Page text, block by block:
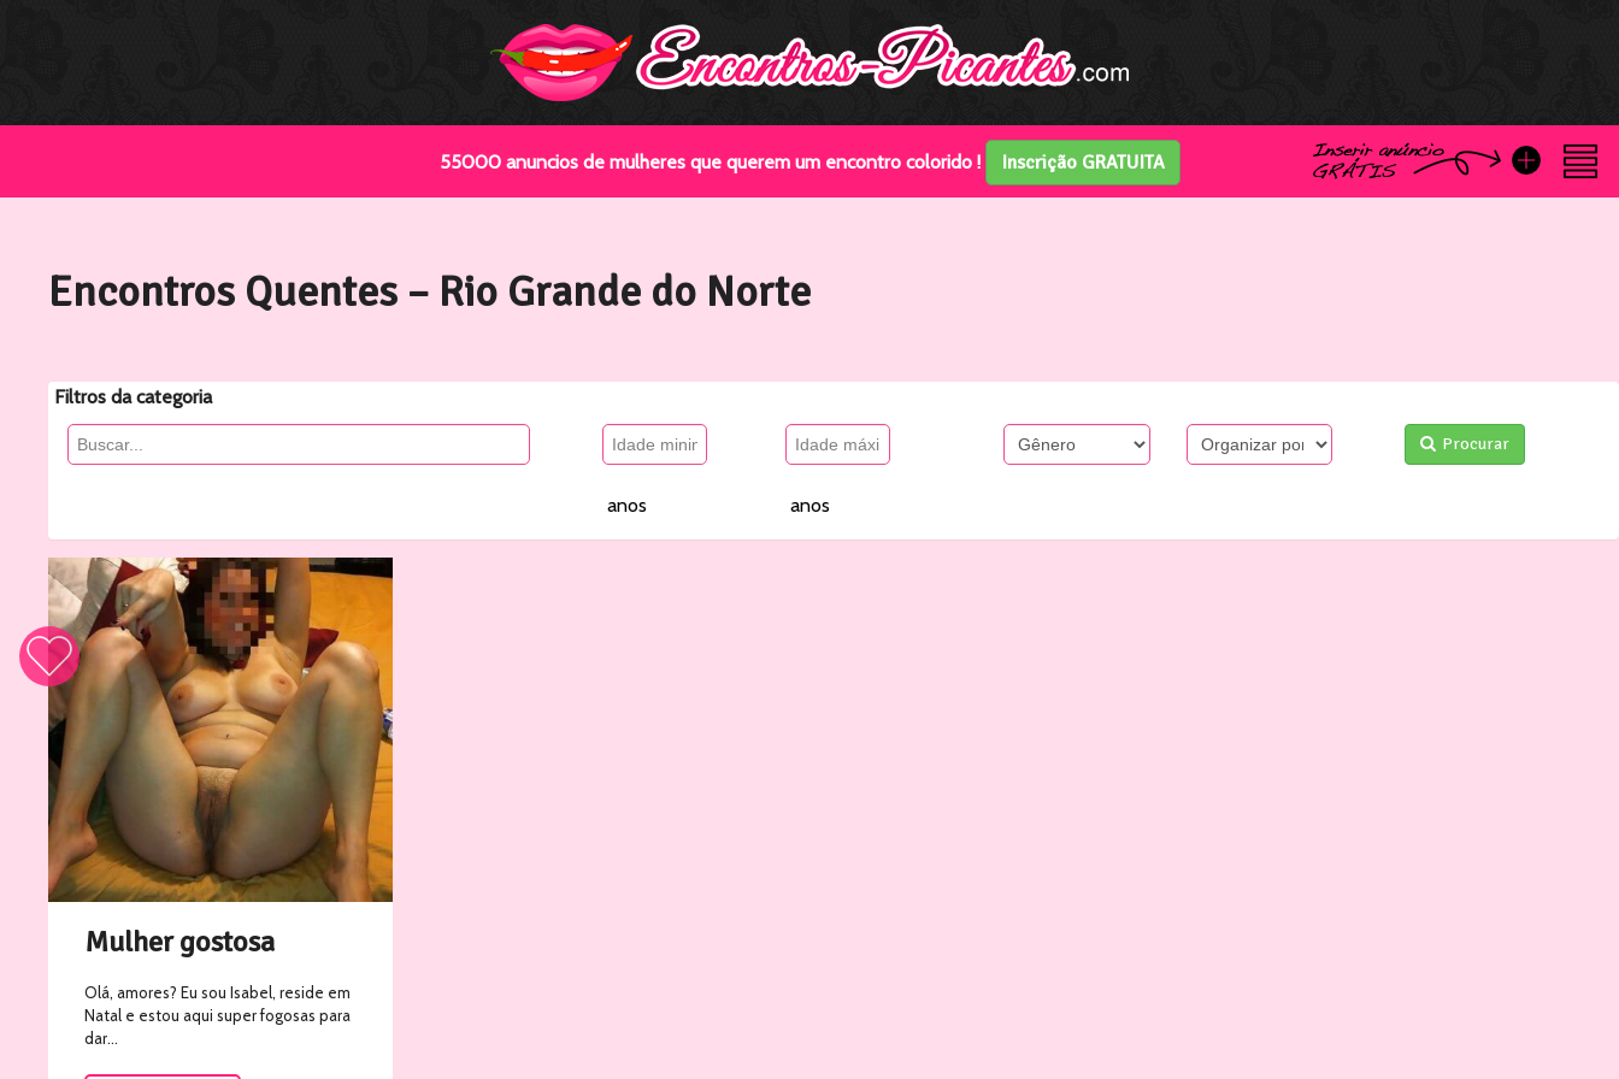
55000 anuncios de mulheres que querem um encontro colorido ! Inscrição GRATUITA
Encontros Quentes – Rio Grande do Norte
Filtros da categoria
anos anos
Procurar
83
Mulher gostosa
Olá, amores? Eu sou Isabel, reside em
Natal e estou aqui super fogosas para
dar...